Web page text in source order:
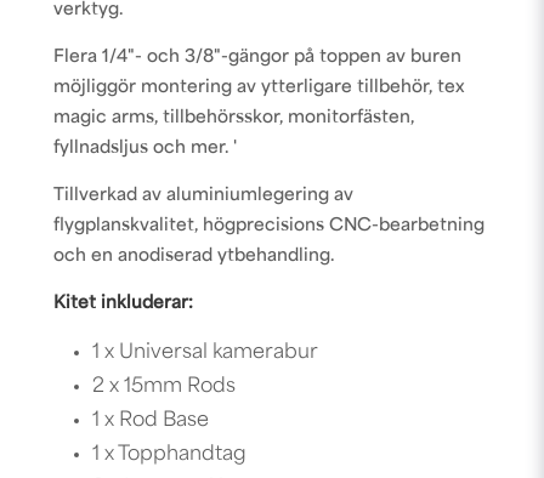
verktyg.
Flera 1/4"- och 3/8"-gängor på toppen av buren
möjliggör montering av ytterligare tillbehör, tex
magic arms, tillbehörsskor, monitorfästen,
fyllnadsljus och mer. '
Tillverkad av aluminiumlegering av
flygplanskvalitet, högprecisions CNC-bearbetning
och en anodiserad ytbehandling.
Kitet inkluderar:
1 x Universal kamerabur
2 x 15mm Rods
1 x Rod Base
1 x Topphandtag